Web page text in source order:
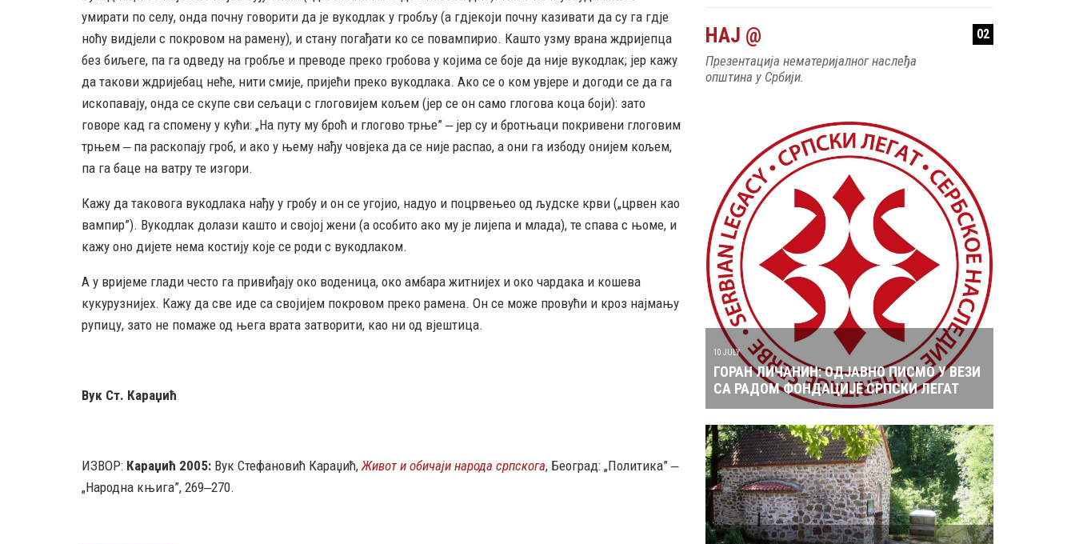
умирати по селу, онда почну говорити да је вукодлак у гробљу (а гдјекоји почну казивати да су га гдје
ноћу видјели с покровом на рамену), и стану погађати ко се повампирио. Кашто узму врана ждријепца
без биљеге, па га одведу на гробље и преводе преко гробова у којима се боје да није вукодлак; јер кажу
да такови ждријебац неће, нити смије, пријећи преко вукодлака. Ако се о ком увјере и догоди се да га
ископавају, онда се скупе сви сељаци с глоговијем кољем (јер се он само глогова коца боји): зато
говоре кад га спомену у кући: „На путу му броћ и глогово трње” ‒ јер су и бротњаци покривени глоговим
трњем ‒ па раскопају гроб, и ако у њему нађу човјека да се није распао, а они га избоду онијем кољем,
па га баце на ватру те изгори.
Кажу да таковога вукодлака нађу у гробу и он се угојио, надуо и поцрвењео од људске крви („црвен као
вампир”). Вукодлак долази кашто и својој жени (а особито ако му је лијепа и млада), те спава с њоме, и
кажу оно дијете нема костију које се роди с вукодлаком.
А у вријеме глади често га привиђају око воденица, око амбара житнијех и око чардака и кошева
кукурузнијех. Кажу да све иде са својијем покровом преко рамена. Он се може провући и кроз најмању
рупицу, зато не помаже од њега врата затворити, као ни од вјештица.
Вук Ст. Караџић
ИЗВОР: Караџић 2005: Вук Стефановић Караџић,Живот и обичаји народа српскога, Београд: „Политика” ‒
„Народна књига”, 269‒270.
НАЈ @ 02
Презентација нематеријалног наслеђа
општина у Србији.
10 JULY
ГОРАН ЛИЧАНИН: ОДЈАВНО ПИСМО У ВЕЗИ
СА РАДОМ ФОНДАЦИЈЕ СРПСКИ ЛЕГАТ